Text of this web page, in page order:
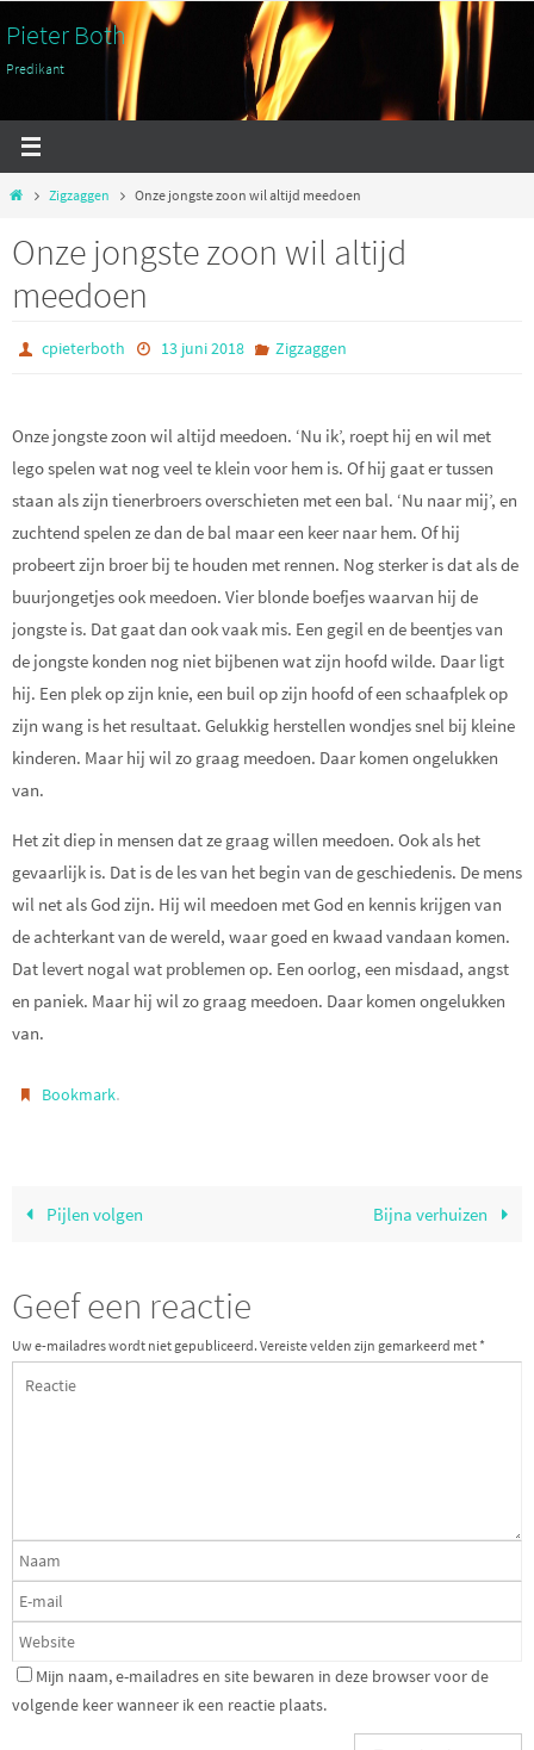
naar
de
Pieter Both
Predikant
HomeZigzaggen Onze jongste zoon wil altijd meedoen
Onze jongste zoon wil altijd
meedoen
cpieterboth 13 juni 2018 Zigzaggen
Onze jongste zoon wil altijd meedoen. ‘Nu ik’, roept hij en wil met
lego spelen wat nog veel te klein voor hem is. Of hij gaat er tussen
staan als zijn tienerbroers overschieten met een bal. ‘Nu naar mij’, en
zuchtend spelen ze dan de bal maar een keer naar hem. Of hij
probeert zijn broer bij te houden met rennen. Nog sterker is dat als de
buurjongetjes ook meedoen. Vier blonde boefjes waarvan hij de
jongste is. Dat gaat dan ook vaak mis. Een gegil en de beentjes van
de jongste konden nog niet bijbenen wat zijn hoofd wilde. Daar ligt
hij. Een plek op zijn knie, een buil op zijn hoofd of een schaafplek op
zijn wang is het resultaat. Gelukkig herstellen wondjes snel bij kleine
kinderen. Maar hij wil zo graag meedoen. Daar komen ongelukken
van.
Het zit diep in mensen dat ze graag willen meedoen. Ook als het
gevaarlijk is. Dat is de les van het begin van de geschiedenis. De mens
wil net als God zijn. Hij wil meedoen met God en kennis krijgen van
de achterkant van de wereld, waar goed en kwaad vandaan komen.
Dat levert nogal wat problemen op. Een oorlog, een misdaad, angst
en paniek. Maar hij wil zo graag meedoen. Daar komen ongelukken
van.
Bookmark.
Pijlen volgen Bijna verhuizen
Geef een reactie
Uw e-mailadres wordt niet gepubliceerd. Vereiste velden zijn gemarkeerd met *
Mijn naam, e-mailadres en site bewaren in deze browser voor de
volgende keer wanneer ik een reactie plaats.